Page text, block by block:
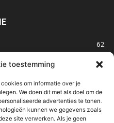
toestemming
om informatie over je
We doen dit met als doel om de
advertenties te tonen.
kunnen we gegevens zoals
site verwerken. Als je geen
62
47
32
32